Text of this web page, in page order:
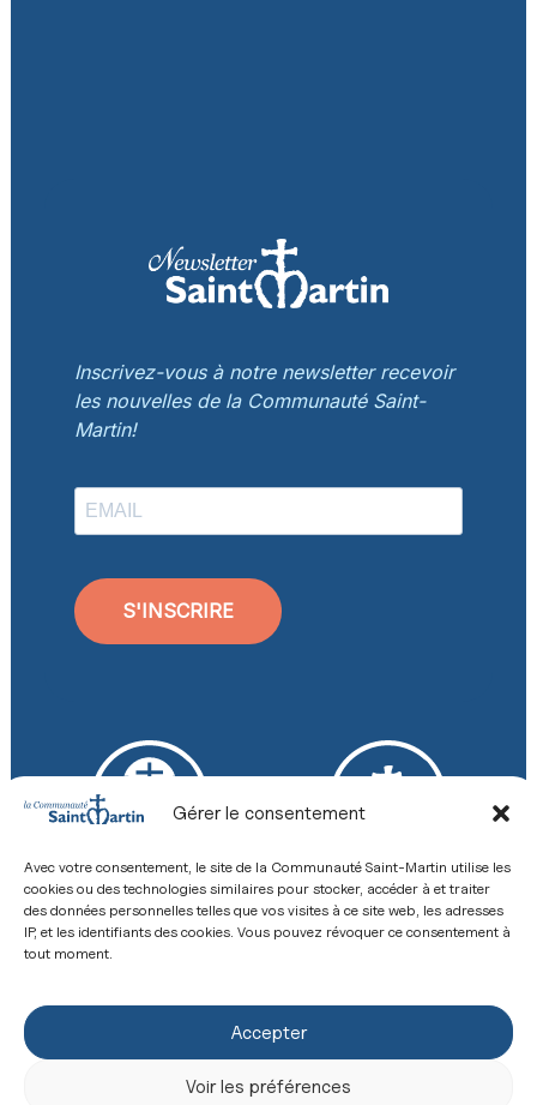
Gérer le consentement
Avec votre consentement, le site de la Communauté Saint-Martin utilise les
cookies ou des technologies similaires pour stocker, accéder à et traiter
des données personnelles telles que vos visites à ce site web, les adresses
IP, et les identifiants des cookies. Vous pouvez révoquer ce consentement à
tout moment.
Accepter
Voir les préférences
Inscrivez-vous à notre newsletter recevoir
les nouvelles de la Communauté Saint-
Martin!
S'INSCRIRE
Offrir une messe Faire un don